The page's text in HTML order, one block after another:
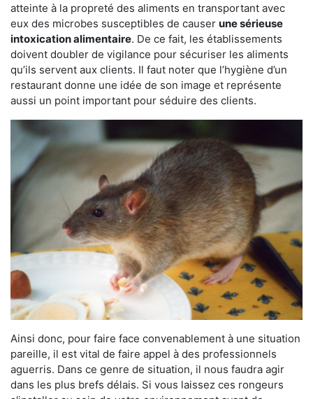
atteinte à la propreté des aliments en transportant avec
eux des microbes susceptibles de causer une sérieuse
intoxication alimentaire. De ce fait, les établissements
doivent doubler de vigilance pour sécuriser les aliments
qu’ils servent aux clients. Il faut noter que l’hygiène d’un
restaurant donne une idée de son image et représente
aussi un point important pour séduire des clients.
Ainsi donc, pour faire face convenablement à une situation
pareille, il est vital de faire appel à des professionnels
aguerris. Dans ce genre de situation, il nous faudra agir
dans les plus brefs délais. Si vous laissez ces rongeurs